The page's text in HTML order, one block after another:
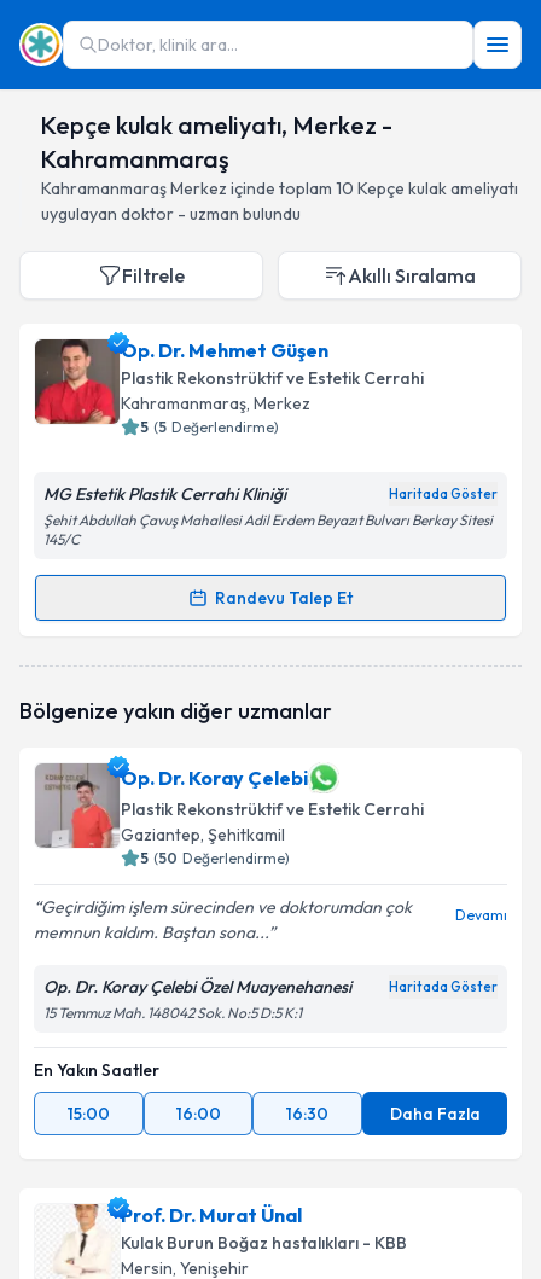
Doktor, klinik ara...
Kepçe kulak ameliyatı, Merkez -
Kahramanmaraş
KahramanmaraşMerkez içinde toplam 10 Kepçe kulak ameliyatı
uygulayan doktor - uzman bulundu
Filtrele Akıllı Sıralama
Op. Dr. Mehmet Güşen
Plastik Rekonstrüktif ve Estetik Cerrahi
Kahramanmaraş, Merkez
5 (5 Değerlendirme)
MG Estetik Plastik Cerrahi Kliniği Haritada Göster
Şehit Abdullah Çavuş Mahallesi Adil Erdem Beyazıt Bulvarı Berkay Sitesi
145/C
Randevu Talep Et
Randevu Takvimi Talebi
oluşturun. Size bu uzmandan randevu almanız için bir
E-posta Adresiniz
Kişisel verilerimin işlenmesine ilişkin Aydınlatma
Metni 'ni okudum ve kişisel verilerimin belirtilen
Bölgenize yakın diğer uzmanlar
Op. Dr. Koray Çelebi
Plastik Rekonstrüktif ve Estetik Cerrahi
Gaziantep, Şehitkamil
5 (50 Değerlendirme)
Geçirdiğim işlem sürecinden ve doktorumdan çok
memnun kaldım. Baştan sona...
Devamı
Op. Dr. Koray Çelebi Özel Muayenehanesi Haritada Göster
15 Temmuz Mah. 148042 Sok. No:5 D:5 K:1
En Yakın Saatler
15:00
16:00 16:30 Daha Fazla
Prof. Dr. Murat Ünal
Kulak Burun Boğaz hastalıkları - KBB
Mersin, Yenişehir